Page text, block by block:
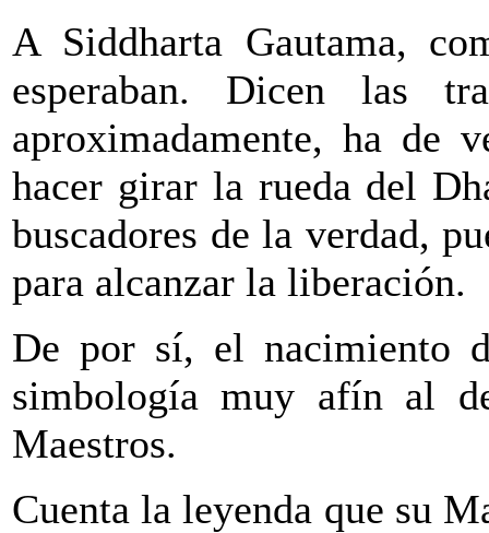
A Siddharta Gautama,
esperaban. Dicen las
aproximadamente, ha de
hacer girar la rueda del
buscadores de la verdad,
para alcanzar la liberación.
De por sí, el nacimiento
simbología muy afín al
Maestros.
Cuenta la leyenda que su